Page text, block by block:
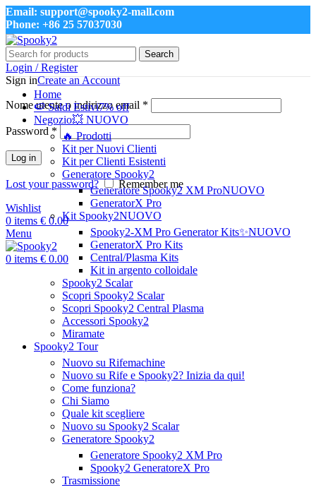
Email: support@spooky2-mall.com
Phone: +86 25 57037030
Search
Login / Register
Sign inCreate an Account
Nome utente o indirizzo email *
Password *
Log in
Lost your password?
Remember me
Wishlist
0 items € 0.00
Menu
0 items € 0.00
Home
🍉 Saldi Estivi7% off
Negozio💥 NUOVO
🔥 Prodotti
Kit per Nuovi Clienti
Kit per Clienti Esistenti
Generatore Spooky2
Generatore Spooky2 XM ProNUOVO
GeneratorX Pro
Kit Spooky2NUOVO
Spooky2-XM Pro Generator Kits✨NUOVO
GeneratorX Pro Kits
Central/Plasma Kits
Kit in argento colloidale
Spooky2 Scalar
Scopri Spooky2 Scalar
Scopri Spooky2 Central Plasma
Accessori Spooky2
Miramate
Spooky2 Tour
Nuovo su Rifemachine
Nuovo su Rife e Spooky2? Inizia da qui!
Come funziona?
Chi Siamo
Quale kit scegliere
Nuovo su Spooky2 Scalar
Generatore Spooky2
Generatore Spooky2 XM Pro
Spooky2 GeneratoreX Pro
Trasmissione